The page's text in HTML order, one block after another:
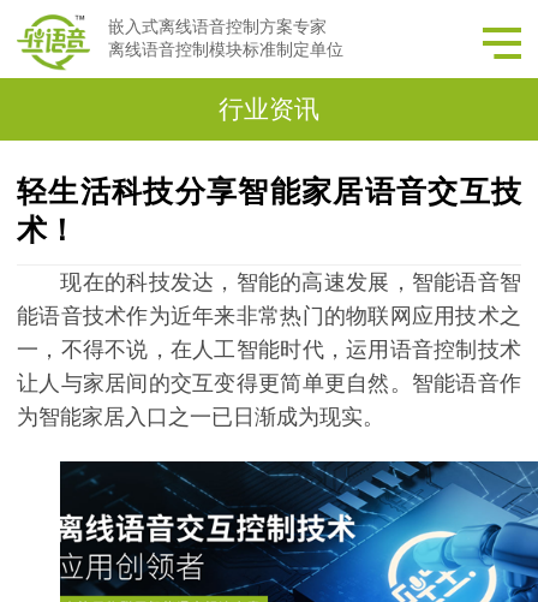
嵌入式离线语音控制方案专家
离线语音控制模块标准制定单位
行业资讯
轻生活科技分享智能家居语音交互技
术！
现在的科技发达，智能的高速发展，智能语音智
能语音技术作为近年来非常热门的物联网应用技术之
一，不得不说，在人工智能时代，运用语音控制技术
让人与家居间的交互变得更简单更自然。智能语音作
为智能家居入口之一已日渐成为现实。